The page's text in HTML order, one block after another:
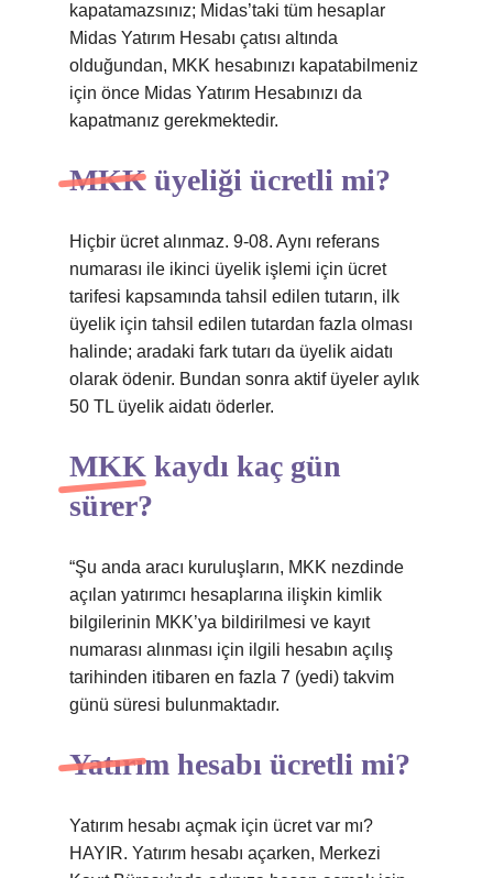
kapatamazsınız; Midas’taki tüm hesaplar
Midas Yatırım Hesabı çatısı altında
olduğundan, MKK hesabınızı kapatabilmeniz
için önce Midas Yatırım Hesabınızı da
kapatmanız gerekmektedir.
MKK üyeliği ücretli mi?
Hiçbir ücret alınmaz. 9-08. Aynı referans
numarası ile ikinci üyelik işlemi için ücret
tarifesi kapsamında tahsil edilen tutarın, ilk
üyelik için tahsil edilen tutardan fazla olması
halinde; aradaki fark tutarı da üyelik aidatı
olarak ödenir. Bundan sonra aktif üyeler aylık
50 TL üyelik aidatı öderler.
MKK kaydı kaç gün
sürer?
“Şu anda aracı kuruluşların, MKK nezdinde
açılan yatırımcı hesaplarına ilişkin kimlik
bilgilerinin MKK’ya bildirilmesi ve kayıt
numarası alınması için ilgili hesabın açılış
tarihinden itibaren en fazla 7 (yedi) takvim
günü süresi bulunmaktadır.
Yatırım hesabı ücretli mi?
Yatırım hesabı açmak için ücret var mı?
HAYIR. Yatırım hesabı açarken, Merkezi